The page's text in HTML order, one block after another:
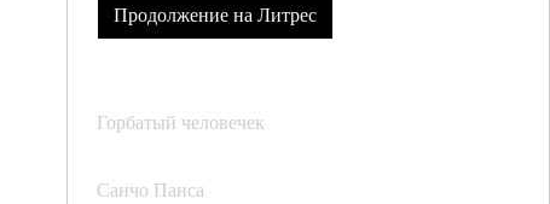
Продолжение на Литрес
Горбатый человечек
Санчо Панса